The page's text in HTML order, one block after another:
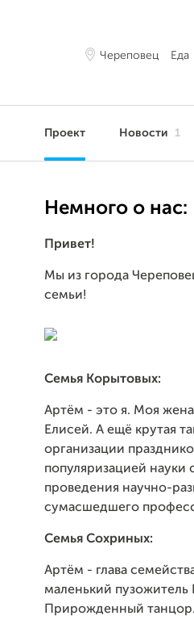
Череповец Еда
Проект Новости 1
Немного о нас:
Привет!
Мы из города
семьи!
Семья Корытовых:
Артём - это я. Моя
Елисей. А ещё крутая
организации
популяризацией
проведения научно-
сумасшедшего
Семья Сохриных:
Артём - глава
маленький
Прирожденный